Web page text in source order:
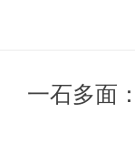
一石多面：